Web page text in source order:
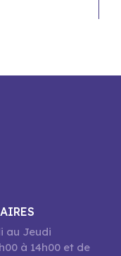
au Jeudi
à 14h00 et de